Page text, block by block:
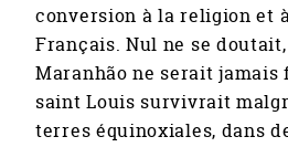
conversion à la religion et
Français. Nul ne se
Maranhão ne serait jamais
saint Louis survivrait
terres équinoxiales, dans